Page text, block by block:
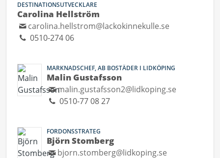
DESTINATIONSUTVECKLARE
Carolina Hellström
carolina.hellstrom@lackokinnekulle.se
0510-274 06
MARKNADSCHEF, AB BOSTÄDER I LIDKÖPING
Malin Gustafsson
malin.gustafsson2@lidkoping.se
0510-77 08 27
FORDONSSTRATEG
Björn Stomberg
bjorn.stomberg@lidkoping.se